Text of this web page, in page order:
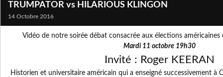
TRUMPATOR vs HILARIOUS KLINGON
14 Octobre 2016
Vidéo de notre soirée débat consacrée aux élections américaines
Mardi 11 octobre 19h30
Invité : Roger KEERAN
Historien et universitaire américain qui a enseigné successivement à